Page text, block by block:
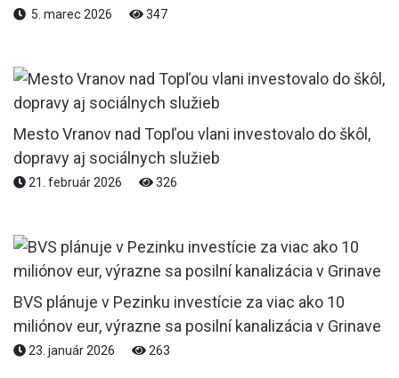
5. marec 2026 347
Mesto Vranov nad Topľou vlani investovalo do škôl,
dopravy aj sociálnych služieb
21. február 2026 326
BVS plánuje v Pezinku investície za viac ako 10
miliónov eur, výrazne sa posilní kanalizácia v Grinave
23. január 2026 263